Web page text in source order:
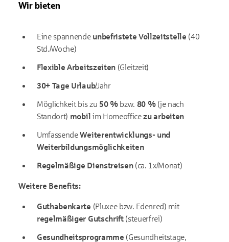
Wir bieten
Eine spannende unbefristete Vollzeitstelle (40
Std./Woche)
Flexible Arbeitszeiten(Gleitzeit)
30+ Tage Urlaub/Jahr
Möglichkeit bis zu 50 %bzw. 80 %(je nach
Standort) mobil im Homeofficezu arbeiten
UmfassendeWeiterentwicklungs- und
Weiterbildungsmöglichkeiten
Regelmäßige Dienstreisen(ca. 1x/Monat)
Weitere Benefits:
Guthabenkarte (Pluxee bzw. Edenred) mit
regelmäßiger Gutschrift(steuerfrei)
Gesundheitsprogramme (Gesundheitstage,